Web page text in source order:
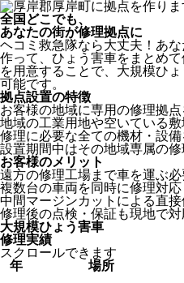
全国どこでも、
あなたの街が修理拠点に
ヘコミ救急隊なら大丈夫！あ
作って、ひょう害車をまとめ
を用意することで、大規模ひ
可能です。
拠点設置の特徴
お客様の地域に専用の修理拠
地域の工業用地や空いている
修理に必要な全ての機材・設
設置期間中はその地域専属の
お客様のメリット
遠方の修理工場まで車を運ぶ
複数台の車両を同時に修理対応
中間マージンカットによる直接
修理後の点検・保証も現地で対
大規模ひょう害車
修理実績
スクロールできます
年
場所